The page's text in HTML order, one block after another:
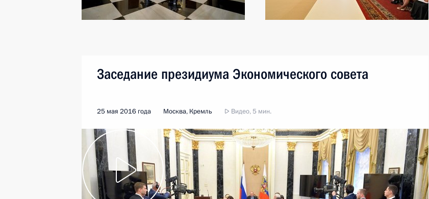
Заседание президиума Экономического совета
25 мая 2016 года Москва, Кремль Видео, 5 мин.